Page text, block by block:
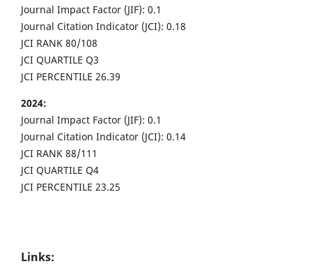
Journal Impact Factor (JIF): 0.1
Journal Citation Indicator (JCI): 0.18
JCI RANK 80/108
JCI QUARTILE Q3
JCI PERCENTILE 26.39
2024:
Journal Impact Factor (JIF): 0.1
Journal Citation Indicator (JCI): 0.14
JCI RANK 88/111
JCI QUARTILE Q4
JCI PERCENTILE 23.25
Links: